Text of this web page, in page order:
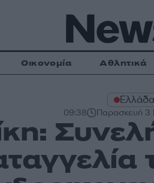
Οικονομία Αθλητικά
Ελλάδα
09:38 Παρασκευή 3